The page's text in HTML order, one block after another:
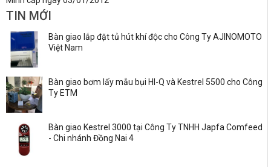
TIN MỚI
Bàn giao lắp đặt tủ hút khí độc cho Công Ty AJINOMOTO
Việt Nam
Bàn giao bơm lấy mẫu bụi HI-Q và Kestrel 5500 cho Công
Ty ETM
Bàn giao Kestrel 3000 tại Công Ty TNHH Japfa Comfeed
- Chi nhánh Đồng Nai 4